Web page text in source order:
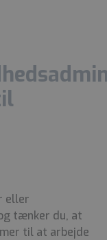
eller
tænker du, at
til at arbejde